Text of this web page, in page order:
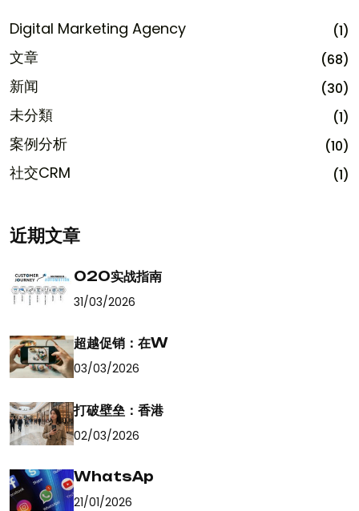
Digital Marketing Agency (1)
文章 (68)
新闻 (30)
未分類 (1)
案例分析 (10)
社交CRM (1)
近期文章
O2O实战指南
31/03/2026
超越促销：在W
03/03/2026
打破壁垒：香港
02/03/2026
WhatsAp
21/01/2026